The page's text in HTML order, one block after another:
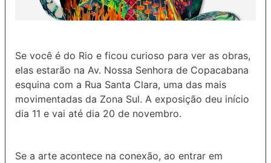
Se você é do Rio e ficou curioso para ver as obras,
elas estarão na Av. Nossa Senhora de Copacabana
esquina com a Rua Santa Clara, uma das mais
movimentadas da Zona Sul. A exposição deu início
dia 11 e vai até dia 20 de novembro.
Se a arte acontece na conexão, ao entrar em